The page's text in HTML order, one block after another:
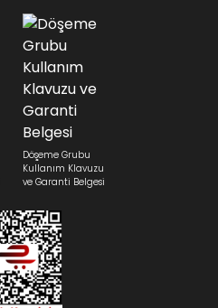
Döşeme Grubu
Kullanım Klavuzu
ve Garanti Belgesi